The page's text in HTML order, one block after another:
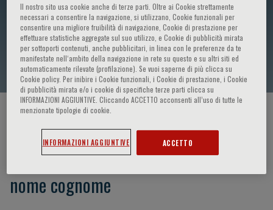
nome cognome
HOME PAGE / CORSI ED EVENTI
nome cognome
Il nostro sito usa cookie anche di terze parti. Oltre ai Cookie strettamente
necessari a consentire la navigazione, si utilizzano, Cookie funzionali per
consentire una migliore fruibilità di navigazione, Cookie di prestazione per
effettuare statistiche aggregate sul suo utilizzo, e Cookie di pubblicità mirata
per sottoporti contenuti, anche pubblicitari, in linea con le preferenze da te
manifestate nell‘ambito della navigazione in rete su questo e su altri siti ed
automaticamente rilevate (profilazione). Se vuoi saperne di più clicca su
Cookie policy. Per inibire i Cookie funzionali, i Cookie di prestazione, i Cookie
di pubblicità mirata e/o i cookie di specifiche terze parti clicca su
INFORMAZIONI AGGIUNTIVE. Cliccando ACCETTO acconsenti all’uso di tutte le
menzionate tipologie di cookie.
INFORMAZIONI AGGIUNTIVE ACCETTO